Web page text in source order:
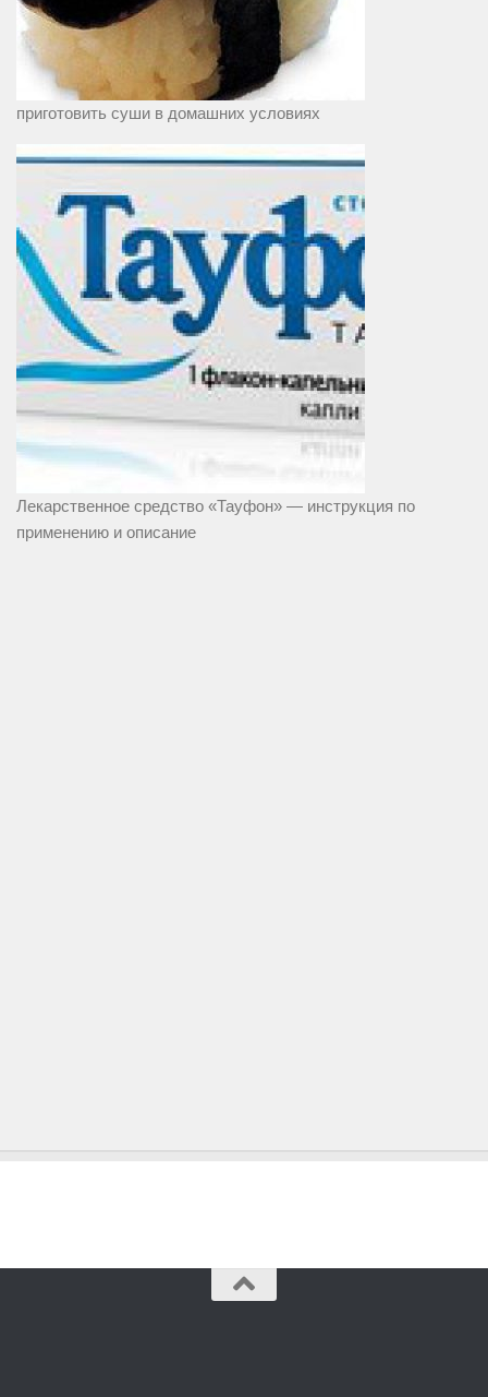
приготовить суши в домашних условиях
Лекарственное средство «Тауфон» — инструкция по
применению и описание